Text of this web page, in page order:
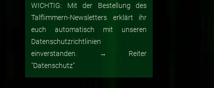
WICHTIG: Mit der Bestellung des
Talflimmern-Newsletters erklärt ihr
euch automatisch mit unseren
Datenschutzrichtlinien
einverstanden. → Reiter
"Datenschutz"